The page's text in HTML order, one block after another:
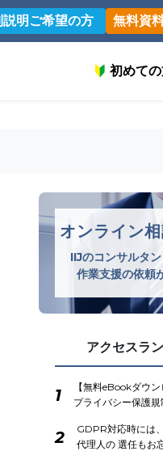
説明ご希望の方 無料資
初めて
オンライン
IIJのコンサルタ
作業支援の依頼
アクセスラ
1
【無料eBookダウ
プライバシー保護規
2
GDPR対応時には
代理人の 選任もお